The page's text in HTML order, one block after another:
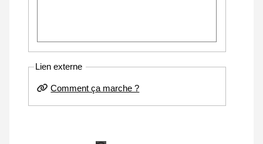
Lien externe
Comment ça marche ?